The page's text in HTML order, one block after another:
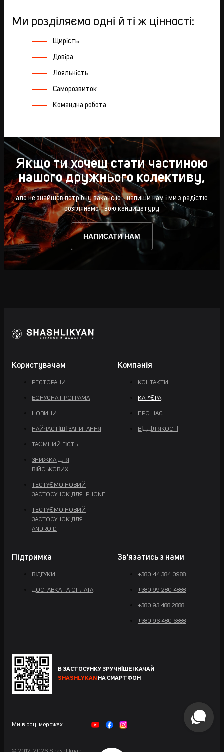
Ми розділяємо одні й ті ж цінності:
Щирість
Довіра
Лояльність
Саморозвиток
Командна робота
Якщо ти хочеш стати частиною
нашого дружнього колективу,
але не знайшов потрібну вакансію - напиши нам і ми з радістю
розглянемо твою кандидатуру
НАПИСАТИ НАМ
Користувачам
РЕСТОРАНИ
БОНУСНА ПРОГРАМА
НОВИНИ
НАЙЧАСТІШІ ЗАПИТАННЯ
ТАЄМНИЙ ГІСТЬ
ЗНИЖКА ДЛЯ
ВІЙСЬКОВИХ
ТЕСТУЄМО НОВИЙ
ЗАСТОСУНОК ДЛЯ IPHONE
ТЕСТУЄМО НОВИЙ
ЗАСТОСУНОК ДЛЯ
ANDROID
Компанія
КОНТАКТИ
КАР'ЄРА
ПРО НАС
ВІДДІЛ ЯКОСТІ
Підтримка
ВІДГУКИ
ДОСТАВКА ТА ОПЛАТА
Звʼязатись з нами
+380 44 384 0988
+380 99 280 4888
+380 93 488 2888
+380 96 480 6888
В ЗАСТОСУНКУ ЗРУЧНІШЕ! КАЧАЙ
SHASHLYKAN НА СМАРТФОН
Ми в соц. мережах: